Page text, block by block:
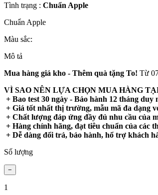
Tình trạng : Chuẩn Apple
Chuẩn Apple
Màu sắc:
Mô tả
Mua hàng giá kho - Thêm quà tặng To! Từ
VÌ SAO NÊN LỰA CHỌN MUA HÀNG
+ Bao test 30 ngày - Bảo hành 12 tháng
+ Giá tốt nhất thị trường, mẫu mã đa dạng
+ Chất lượng đáp ứng đầy đủ nhu cầu của
+ Hàng chính hãng, đạt tiêu chuẩn của các
+ Dễ dàng đổi trả, bảo hành, hổ trợ khách
Số lượng
1